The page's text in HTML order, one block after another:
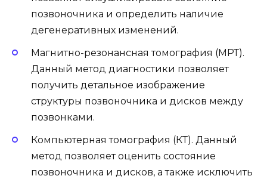
позвоночника и определить наличие
дегенеративных изменений.
Магнитно-резонансная томография (МРТ).
Данный метод диагностики позволяет
получить детальное изображение
структуры позвоночника и дисков между
позвонками.
Компьютерная томография (КТ). Данный
метод позволяет оценить состояние
позвоночника и дисков, а также исключить